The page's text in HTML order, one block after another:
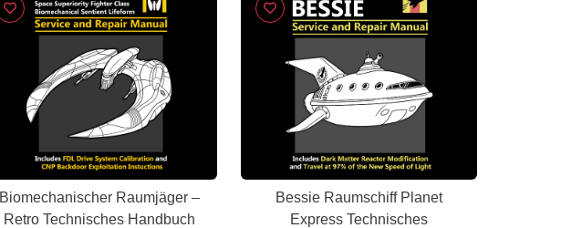
Biomechanischer Raumjäger –
Retro Technisches Handbuch
Bessie Raumschiff Planet
Express Technisches